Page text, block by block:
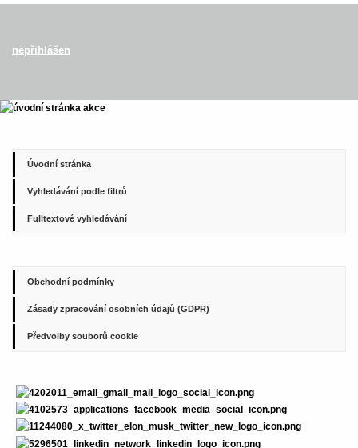
nepřihlášen
Úvodní stránka
Vyhledávání podle filtrů
Fulltextové vyhledávání
Obchodní podmínky
Zásady zpracování osobních údajů (GDPR)
Předvolby souborů cookie